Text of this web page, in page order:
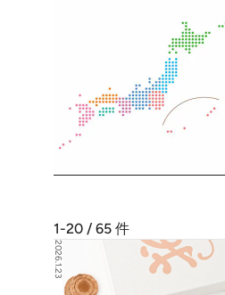
1-20 / 65 件
2026.1.23